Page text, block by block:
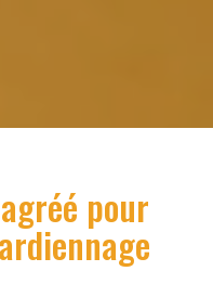
agréé pour